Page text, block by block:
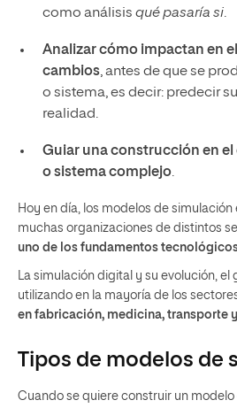
como análisis qué pasaría si.
Analizar cómo impactan en
cambios, antes de que se
o sistema, es decir: predecir
realidad.
Guiar una construcción en
o sistema complejo.
Hoy en día, los modelos de
muchas organizaciones de distintos
uno de los fundamentos
La simulación digital y su evolución,
utilizando en la mayoría de los
en fabricación, medicina, transporte
Tipos de modelos de
Cuando se quiere construir un